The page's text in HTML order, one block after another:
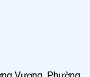
bắn ghim, vệ
dầu 50